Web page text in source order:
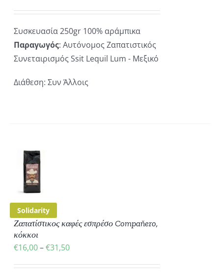
Συσκευασία 250gr 100% αράμπικα
Παραγωγός: Αυτόνομος Ζαπατιστικός
Συνεταιρισμός Ssit Lequil Lum - Μεξικό
Διάθεση: Συν Άλλοις
Solidarity
Ζαπατίστικος καφές εσπρέσο Compaňero,
κόκκοι
€16,00–€31,50